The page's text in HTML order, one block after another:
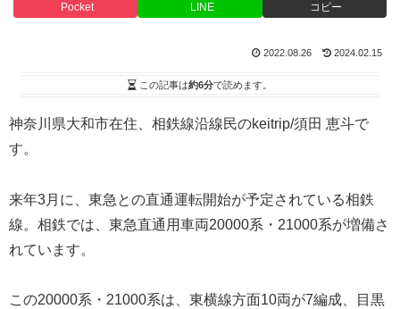
Pocket LINE コピー
2022.08.26 2024.02.15
この記事は約6分で読めます。
神奈川県大和市在住、相鉄線沿線民のkeitrip/須田 恵斗で
す。
来年3月に、東急との直通運転開始が予定されている相鉄
線。相鉄では、東急直通用車両20000系・21000系が増備さ
れています。
この20000系・21000系は、東横線方面10両が7編成、目黒